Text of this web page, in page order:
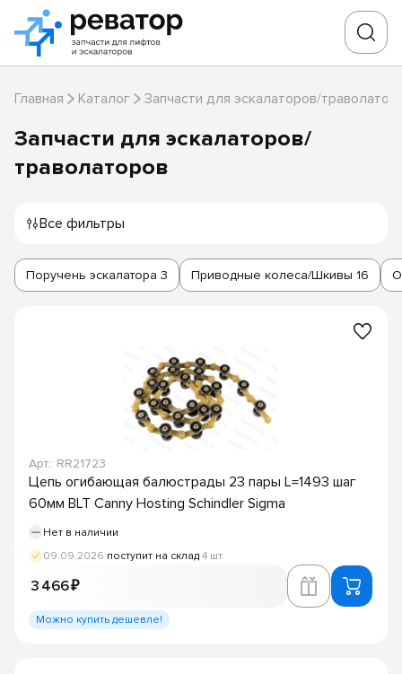
Главная Каталог Запчасти для эскалаторов/
Запчасти для эскалаторов/
траволаторов
Все фильтры
Поручень эскалатора 3 Приводные колеса/Шкивы 16
Арт.: RR21723
Цепь огибающая балюстрады 23 пары L=1493 шаг
60мм BLT Canny Hosting Schindler Sigma
Нет в наличии
09.09.2026 поступит на склад 4 шт
3 466 ₽
Можно купить дешевле!